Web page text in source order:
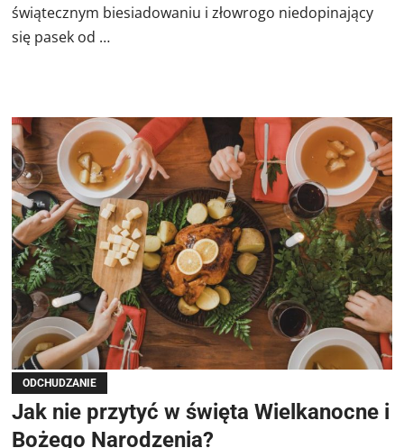
świątecznym biesiadowaniu i złowrogo niedopinający
się pasek od …
ODCHUDZANIE
Jak nie przytyć w święta Wielkanocne i
Bożego Narodzenia?